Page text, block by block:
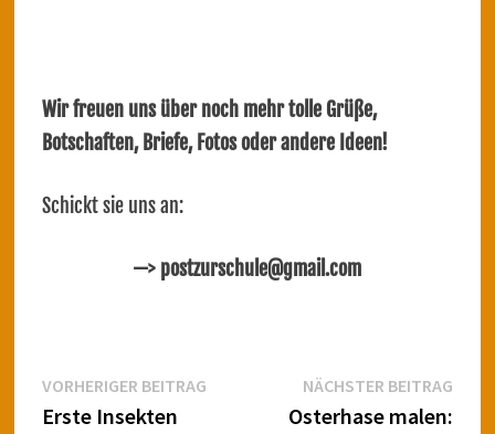
Wir freuen uns über noch mehr tolle Grüße,
Botschaften, Briefe, Fotos oder andere Ideen!
Schickt sie uns an:
—> postzurschule@gmail.com
Beitragsnavigation
VORHERIGER BEITRAGVorheriger
Erste Insekten
NÄCHSTER BEITRAG
Osterhase malen: